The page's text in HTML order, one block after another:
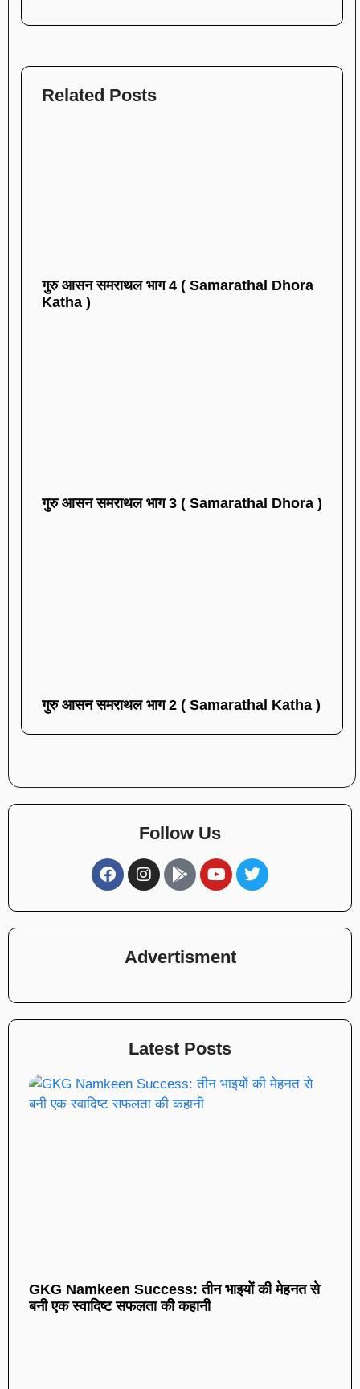
Related Posts
गुरु आसन समराथल भाग 4 ( Samarathal Dhora
Katha )
गुरु आसन समराथल भाग 3 ( Samarathal Dhora )
गुरु आसन समराथल भाग 2 ( Samarathal Katha )
Follow Us
Advertisment
Latest Posts
GKG Namkeen Success: तीन भाइयों की मेहनत से
बनी एक स्वादिष्ट सफलता की कहानी